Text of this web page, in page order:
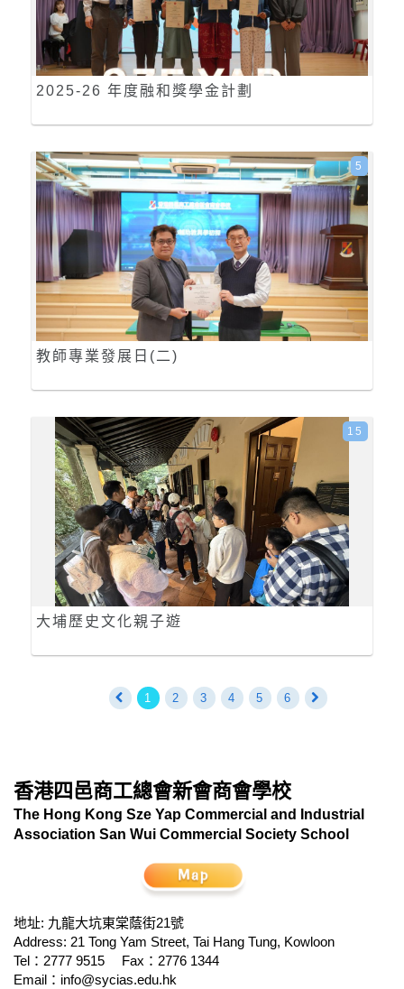
2025-26 年度融和獎學金計劃
教師專業發展日(二)
5
大埔歷史文化親子遊
15
1 2 3 4 5 6
香港四邑商工總會新會商會學校
The Hong Kong Sze Yap Commercial and Industrial
Association San Wui Commercial Society School
地址: 九龍大坑東棠蔭街21號
Address: 21 Tong Yam Street, Tai Hang Tung, Kowloon
Tel：2777 9515
Fax：2776 1344
Email： info@sycias.edu.hk